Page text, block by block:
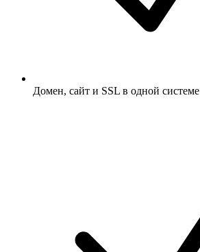
Домен, сайт и SSL в одной системе